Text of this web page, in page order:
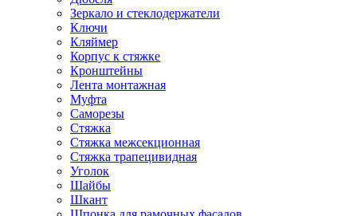
Зеркало и стеклодержатели
Ключи
Кляймер
Корпус к стяжке
Кронштейны
Лента монтажная
Муфта
Саморезы
Стяжка
Стяжка межсекционная
Стяжка трапецивидная
Уголок
Шайбы
Шкант